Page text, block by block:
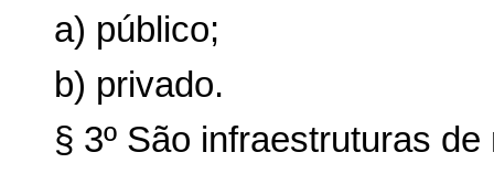
a) público;
b) privado.
§ 3º São infraestruturas